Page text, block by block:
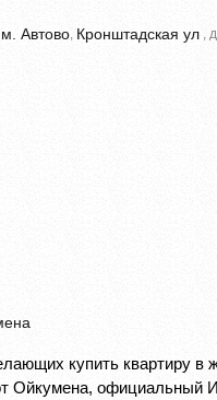
м. Автово Кронштадская ул ,
купить квартиру в
Ойкумена, официальный